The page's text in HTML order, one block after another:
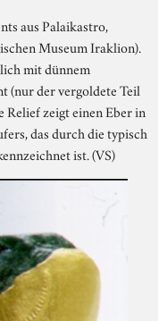
aus Palaikastro,
Museum Iraklion).
mit dünnem
(nur der vergoldete Teil
Relief zeigt einen Eber in
das durch die typisch
ist. (VS)